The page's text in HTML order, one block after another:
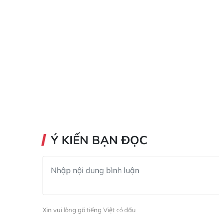
Ý KIẾN BẠN ĐỌC
Xin vui lòng gõ tiếng Việt có dấu